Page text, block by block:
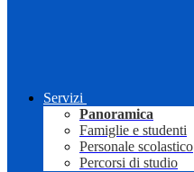
Servizi
Panoramica
Famiglie e studenti
Personale scolastico
Percorsi di studio